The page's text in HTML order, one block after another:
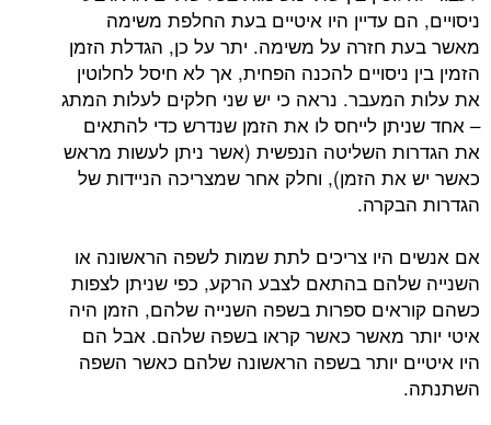
עדיין היו איטיים בעת החלפת משימה
חזרה על משימה. יתר על כן, הגדלת הזמן
להכנה הפחית, אך לא חיסל לחלוטין
נראה כי יש שני חלקים לעלות המתג
לייחס לו את הזמן שנדרש כדי להתאים
השליטה הנפשית (אשר ניתן לעשות מראש
הזמן), וחלק אחר שמצריכה הניידות של
צריכים לתת שמות לשפה הראשונה או
בהתאם לצבע הרקע, כפי שניתן לצפות
ספרות בשפה השנייה שלהם, הזמן היה
מאשר כאשר קראו בשפה שלהם. אבל הם
יותר בשפה הראשונה שלהם כאשר השפה